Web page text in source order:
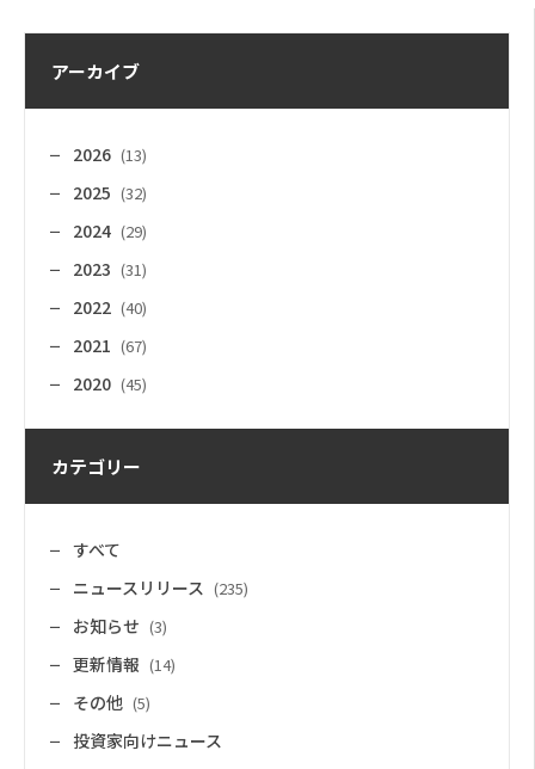
アーカイブ
2026 (13)
2025 (32)
2024 (29)
2023 (31)
2022 (40)
2021 (67)
2020 (45)
カテゴリー
すべて
ニュースリリース (235)
お知らせ (3)
更新情報 (14)
その他 (5)
投資家向けニュース